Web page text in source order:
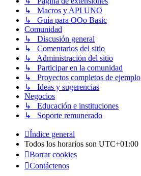
↳ Macros y API UNO
↳ Guía para OOo Basic
Comunidad
↳ Discusión general
↳ Comentarios del sitio
↳ Administración del sitio
↳ Participar en la comunidad
↳ Proyectos completos de ejemplo
↳ Ideas y sugerencias
Negocios
↳ Educación e instituciones
↳ Soporte remunerado
Índice general
Todos los horarios son UTC+01:00
Borrar cookies
Contáctenos